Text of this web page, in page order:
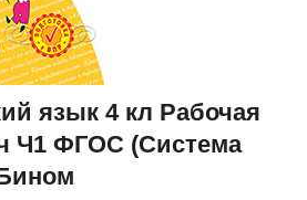
язык 4 кл Рабочая
Ч1 ФГОС (Система